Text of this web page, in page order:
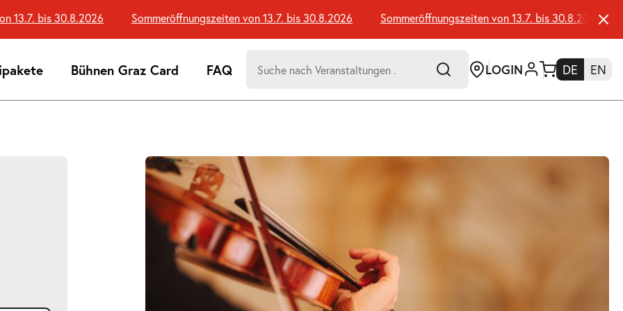
13.7. bis 30.8.2026 Sommeröffnungszeiten von 13.7. bis 30.8.2026 Sommeröffnungszeiten von 13.7. bis 30.8.2026
Bühnen Graz Card FAQ
nach:
Anspringen
LOGIN DE EN